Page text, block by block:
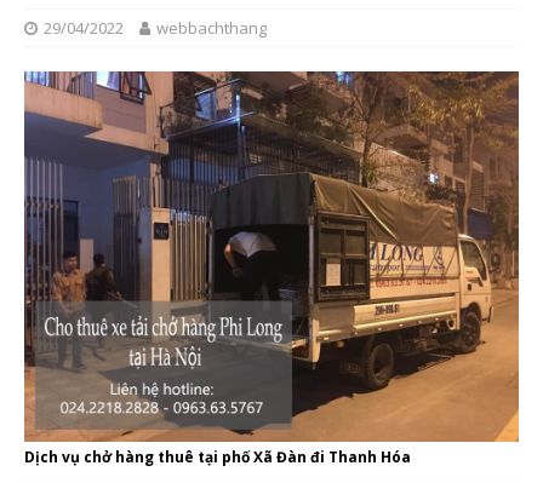
29/04/2022 webbachthang
Dịch vụ chở hàng thuê tại phố Xã Đàn đi Thanh Hóa